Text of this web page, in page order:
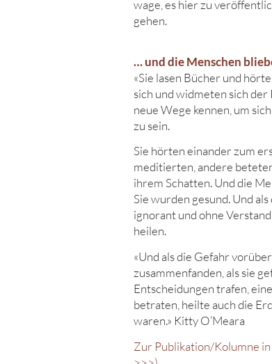
wage, es hier zu
gehen.
… und die Menschen
«Sie lasen Bücher und
sich und widmeten sich
neue Wege kennen, um
zu sein.
Sie hörten einander zum
meditierten, andere
ihrem Schatten. Und die
Sie wurden gesund. Und
ignorant und ohne
heilen.
«Und als die Gefahr
zusammenfanden, als sie
Entscheidungen trafen,
betraten, heilte auch die
waren.» Kitty O’Meara
Zur Publikation/Kolumne